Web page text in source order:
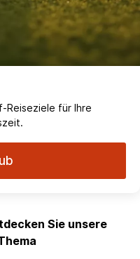
Reiseziele für Ihre
Sie unsere